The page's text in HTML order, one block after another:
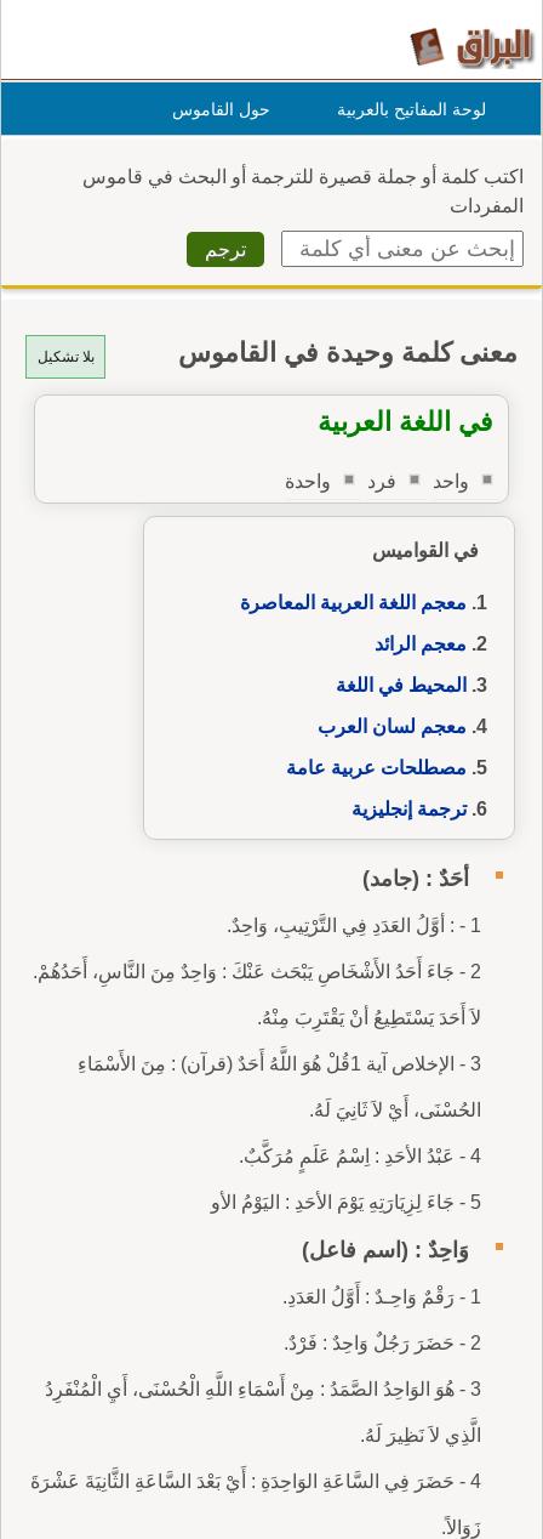
لوحة المفاتيح بالعربية حول القاموس
اكتب كلمة أو جملة قصيرة للترجمة أو البحث في قاموس
المفردات
بلا تشكيل معنى كلمة وحيدة في القاموس
في اللغة العربية
واحد فرد واحدة
في القواميس
معجم اللغة العربية المعاصرة
معجم الرائد
المحيط في اللغة
معجم لسان العرب
مصطلحات عربية عامة
ترجمة إنجليزية
أحَدٌ : (جامد)
1 - : أوَّلُ العَدَدِ فِي التَّرْتِيبِ، وَاحِدٌ.
2 - جَاءَ أَحَدُ الأَشْخَاصِ يَبْحَث عَنْكَ : وَاحِدٌ مِنَ النَّاسِ، أَحَدُهُمْ.
لاَ أَحَدَ يَسْتَطِيعُ أنْ يَقْتَرِبَ مِنْهُ.
3 - الإخلاص آية 1قُلْ هُوَ اللَّهُ أَحَدٌ (قرآن) : مِنَ الأَسْمَاءِ
الحُسْنَى، أَيْ لاَ ثَانِيَ لَهُ.
4 - عَبْدُ الأحَدِ : اِسْمُ عَلَمٍ مُرَكَّبٌ.
5 - جَاءَ لِزِيَارَتِهِ يَوْمَ الأحَدِ : اليَوْمُ الأو
وَاحِدٌ : (اسم فاعل)
1 - رَقْمٌ وَاحِـدٌ : أَوَّلُ العَدَدِ.
2 - حَضَرَ رَجُلٌ وَاحِدٌ : فَرْدٌ.
3 - هُوَ الوَاحِدُ الصَّمَدُ : مِنْ أَسْمَاءِ اللَّهِ الْحُسْنَى، أَيِ الْمُنْفَرِدُ
الَّذِي لاَ نَظِيرَ لَهُ.
4 - حَضَرَ فِي السَّاعَةِ الوَاحِدَةِ : أَيْ بَعْدَ السَّاعَةِ الثَّانِيَةَ عَشْرَةَ
زَوَالاً.